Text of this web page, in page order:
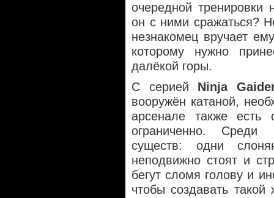
очередной
он с ними сражаться?
незнакомец вручает
которому нужно
далёкой горы.
С серией Ninja
вооружён катаной,
арсенале также есть
ограниченно. Среди
существ: одни
неподвижно стоят и
бегут сломя голову и
чтобы создавать